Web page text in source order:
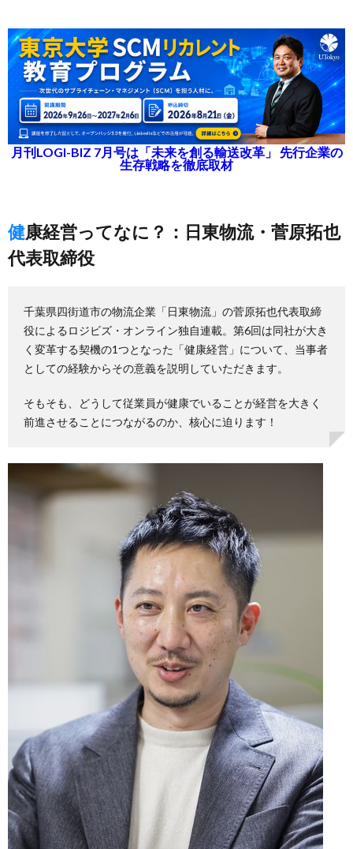
月刊LOGI-BIZ 7月号は「未来を創る輸送改革」 先行企業の
生存戦略を徹底取材
健康経営ってなに？：日東物流・菅原拓也
代表取締役
千葉県四街道市の物流企業「日東物流」の菅原拓也代表取締
役によるロジビズ・オンライン独自連載。第6回は同社が大き
く変革する契機の1つとなった「健康経営」について、当事者
としての経験からその意義を説明していただきます。
そもそも、どうして従業員が健康でいることが経営を大きく
前進させることにつながるのか、核心に迫ります！